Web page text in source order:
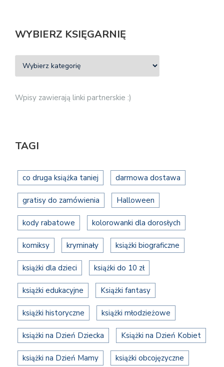
WYBIERZ KSIĘGARNIĘ
Wpisy zawierają linki partnerskie :)
TAGI
co druga książka taniej darmowa dostawa
gratisy do zamówienia Halloween
kody rabatowe kolorowanki dla dorosłych
komiksy kryminały książki biograficzne
książki dla dzieci książki do 10 zł
książki edukacyjne Książki fantasy
książki historyczne książki młodzieżowe
książki na Dzień Dziecka Książki na Dzień Kobiet
książki na Dzień Mamy książki obcojęzyczne